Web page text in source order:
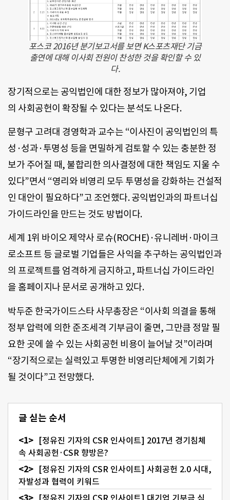
포스코 2016년 분기보고서를 보면 K스포츠재단 기금
출연에 대해 이사회 전원이 찬성한 것을 확인할 수 있
다.
장기적으로는 공익법인에 대한 정보가 많아져야, 기업
의 사회공헌이 확장될 수 있다는 분석도 나온다.
문형구 고려대 경영학과 교수는 “이사진이 공익법인의 특
성·성과·투명성 등을 면밀하게 검토할 수 있는 충분한 정
보가 주어질 때, 불합리한 의사결정에 대한 책임도 지울 수
있다”면서 “영리와 비영리 모두 투명성을 강화하는 건설적
인 대안이 필요하다”고 조언했다. 공익법인과의 파트너십
가이드라인을 만드는 것도 방법이다.
세계 1위 바이오 제약사 로슈(ROCHE)·유니레버·마이크
로소프트 등 글로벌 기업들은 사익을 추구하는 공익법인과
의 프로젝트를 엄격하게 금지하고, 파트너십 가이드라인
을 홈페이지나 문서로 공개하고 있다.
박두준 한국가이드스타 사무총장은 “이사회 의결을 통해
정부 압력에 의한 준조세격 기부금이 줄면, 그만큼 정말 필
요한 곳에 쓸 수 있는 사회공헌 비용이 늘어날 것”이라며
“장기적으로는 실력있고 투명한 비영리단체에게 기회가
될 것이다”고 전망했다.
글 싣는 순서
[정유진 기자의 CSR 인사이트] 2017년 경기침체
속 사회공헌·CSR 향방은?
[정유진 기자의 CSR 인사이트] 사회공헌 2.0 시대,
자발성과 협력이 키워드